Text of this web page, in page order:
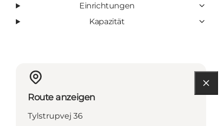
Einrichtungen
Kapazität
Route anzeigen
Tylstrupvej 36